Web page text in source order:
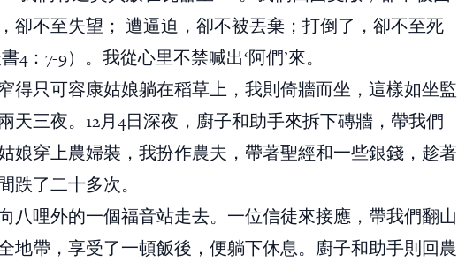
卻不至失望； 遭逼迫，卻不被丟棄；打倒了，卻不至死
4：7-9）。我從心里不禁喊出‘阿們’來。
得只可容康姑娘躺在稻草上，我則倚牆而坐，這樣如坐監
天三夜。12月4日深夜，廚子和助手來拆下磚牆，帶我們
娘穿上農婦裝，我扮作農夫，帶著聖經和一些銀錢，趁著
跌了二十多次。
八哩外的一個福音站走去。一位信徒來接應，帶我們翻山
地帶，享受了一頓飯後，便躺下休息。廚子和助手則回農